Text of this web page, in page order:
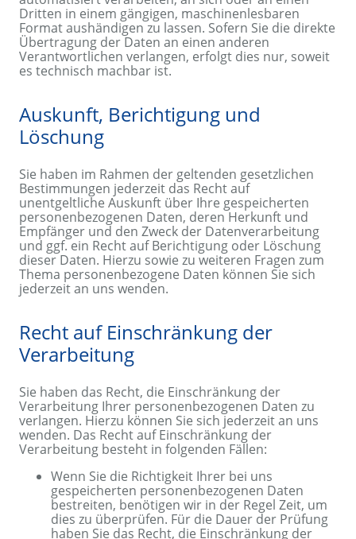
Dritten in einem gängigen, maschinenlesbaren
Format aushändigen zu lassen. Sofern Sie die direkte
Übertragung der Daten an einen anderen
Verantwortlichen verlangen, erfolgt dies nur, soweit
es technisch machbar ist.
Auskunft, Berichtigung und
Löschung
Sie haben im Rahmen der geltenden gesetzlichen
Bestimmungen jederzeit das Recht auf
unentgeltliche Auskunft über Ihre gespeicherten
personenbezogenen Daten, deren Herkunft und
Empfänger und den Zweck der Datenverarbeitung
und ggf. ein Recht auf Berichtigung oder Löschung
dieser Daten. Hierzu sowie zu weiteren Fragen zum
Thema personenbezogene Daten können Sie sich
jederzeit an uns wenden.
Recht auf Einschränkung der
Verarbeitung
Sie haben das Recht, die Einschränkung der
Verarbeitung Ihrer personenbezogenen Daten zu
verlangen. Hierzu können Sie sich jederzeit an uns
wenden. Das Recht auf Einschränkung der
Verarbeitung besteht in folgenden Fällen:
Wenn Sie die Richtigkeit Ihrer bei uns
gespeicherten personenbezogenen Daten
bestreiten, benötigen wir in der Regel Zeit, um
dies zu überprüfen. Für die Dauer der Prüfung
haben Sie das Recht, die Einschränkung der